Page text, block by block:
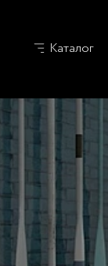
Каталог